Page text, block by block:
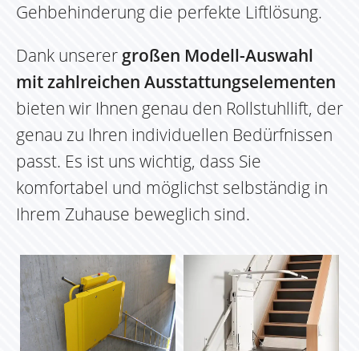
Gehbehinderung die perfekte Liftlösung.
Dank unserer großen Modell-Auswahl
mit zahlreichen Ausstattungselementen
bieten wir Ihnen genau den Rollstuhllift, der
genau zu Ihren individuellen Bedürfnissen
passt. Es ist uns wichtig, dass Sie
komfortabel und möglichst selbständig in
Ihrem Zuhause beweglich sind.